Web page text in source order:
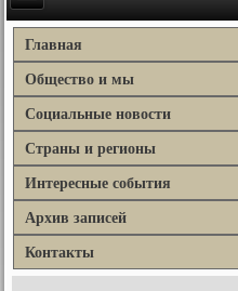
Главная
Общество и мы
Социальные новости
Страны и регионы
Интересные события
Архив записей
Контакты